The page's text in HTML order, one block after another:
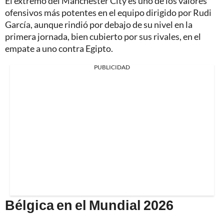
ofensivos más potentes en el equipo dirigido por Rudi
García, aunque rindió por debajo de su nivel en la
primera jornada, bien cubierto por sus rivales, en el
empate a uno contra Egipto.
PUBLICIDAD
Bélgica en el Mundial 2026